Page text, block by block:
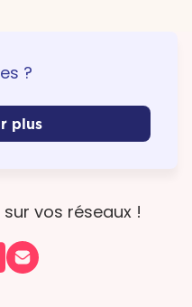
?
plus
vos réseaux !